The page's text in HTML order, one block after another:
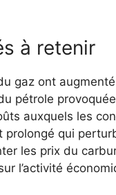
à retenir
gaz ont
pétrole
auxquels les
prolongé qui
les prix du
l’activité